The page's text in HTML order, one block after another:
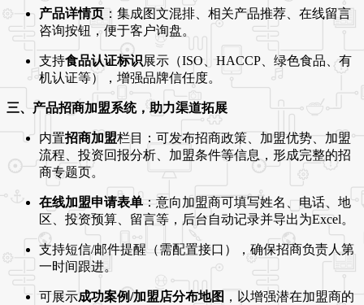
产品详情页：集成图文混排、相关产品推荐、在线留言
咨询按钮，便于客户询盘。
支持食品认证标识展示（ISO、HACCP、绿色食品、有
机认证等），增强品牌信任度。
三、产品招商加盟系统，助力渠道拓展
内置招商加盟栏目：可发布招商政策、加盟优势、加盟
流程、投资回报分析、加盟条件等信息，形成完整的招
商专题页。
在线加盟申请表单：意向加盟商可填写姓名、电话、地
区、投资预算、留言等，后台自动记录并导出为Excel。
支持短信/邮件提醒（需配置接口），确保招商负责人第
一时间跟进。
可展示成功案例/加盟店分布地图 ，以增强潜在加盟商的